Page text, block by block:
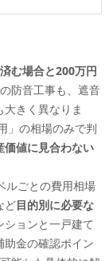
ォーム工事レベ
リフォームプ
でみる防音部屋
ーンと、防音効
事の注意点と
む場合と200万円
防音工事も、遮音
きく異なりま
」の相場のみで判
価値に見合わない
ルごとの費用相場
ど目的別に必要な
ョンと一戸建て
金の確認ポイン